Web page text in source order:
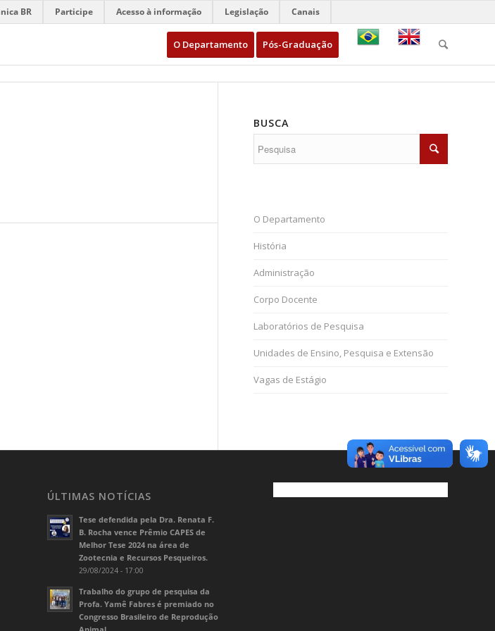
BR Participe Acesso à informação Legislação Canais
O Departamento Pós-Graduação
BUSCA
O Departamento
História
Administração
Corpo Docente
Laboratórios de Pesquisa
Unidades de Ensino, Pesquisa e Extensão
Vagas de Estágio
ÚLTIMAS NOTÍCIAS
Tese defendida pela Dra. Renata F.
B. Rocha vence Prêmio CAPES de
Melhor Tese 2024 na área de
Zootecnia e Recursos Pesqueiros.
29/08/2024 - 17:00
Trabalho do grupo de pesquisa da
Profa. Yamê Fabres é premiado no
Congresso Brasileiro de Reprodução